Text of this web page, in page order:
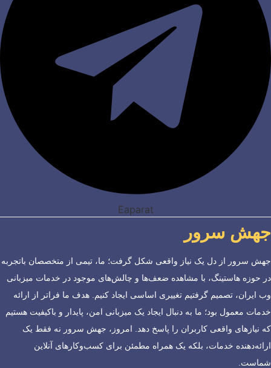
Eaparat
جهش سرور
جهش سرور از دل یک نیاز واقعی شکل گرفت؛ ما، تیمی از متخصصان باتجربه
در حوزه هاستینگ، با مشاهده ضعف‌ها و چالش‌های موجود در خدمات میزبانی
وب ایران، تصمیم گرفتیم تغییری اساسی ایجاد کنیم. هدف ما فراتر از ارائه
خدمات معمول بود؛ ما به دنبال ایجاد یک میزبانی امن، پایدار و باکیفیت هستیم
که نیازهای واقعی کاربران را پاسخ دهد. امروز، جهش سرور نه فقط یک
ارائه‌دهنده خدمات، بلکه یک همراه مطمئن برای کسب‌وکارهای آنلاین
شماست.